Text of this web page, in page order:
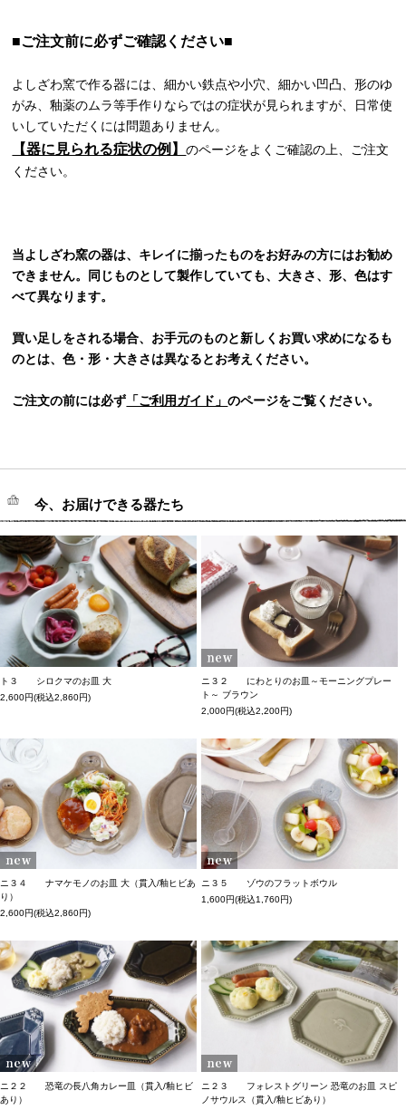
■ご注文前に必ずご確認ください■
よしざわ窯で作る器には、細かい鉄点や小穴、細かい凹凸、形のゆ
がみ、釉薬のムラ等手作りならではの症状が見られますが、日常使
いしていただくには問題ありません。
【器に見られる症状の例】のページをよくご確認の上、ご注文
ください。
当よしざわ窯の器は、キレイに揃ったものをお好みの方にはお勧め
できません。同じものとして製作していても、大きさ、形、色はす
べて異なります。
買い足しをされる場合、お手元のものと新しくお買い求めになるも
のとは、色・形・大きさは異なるとお考えください。
ご注文の前には必ず 「ご利用ガイド」のページをご覧ください。
今、お届けできる器たち
ト３ シロクマのお皿 大
2,600円(税込2,860円)
ニ３２ にわとりのお皿～モーニングプレー
ト～ ブラウン
2,000円(税込2,200円)
ニ３４ ナマケモノのお皿 大（貫入/釉ヒビあ
り）
2,600円(税込2,860円)
ニ３５ ゾウのフラットボウル
1,600円(税込1,760円)
ニ２２ 恐竜の長八角カレー皿（貫入/釉ヒビ
あり）
ニ２３ フォレストグリーン 恐竜のお皿 スピ
ノサウルス（貫入/釉ヒビあり）